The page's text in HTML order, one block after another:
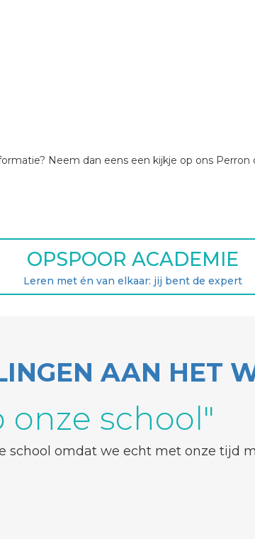
Neem dan eens een kijkje op ons Perron
OPSPOOR ACADEMIE
Leren met én van elkaar: jij bent de expert
AAN HET
onze school"
school omdat we echt met onze tijd